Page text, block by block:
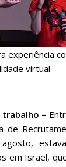
experiência
virtual
–
de
em Israel,